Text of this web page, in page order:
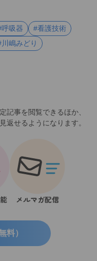
呼吸器
#看護技術
川嶋みどり
記事を閲覧できるほか、
返せるようになります。
メルマガ配信
料）